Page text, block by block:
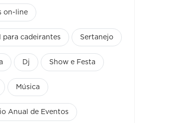
on-line
para cadeirantes Sertanejo
Dj Show e Festa
Música
Anual de Eventos